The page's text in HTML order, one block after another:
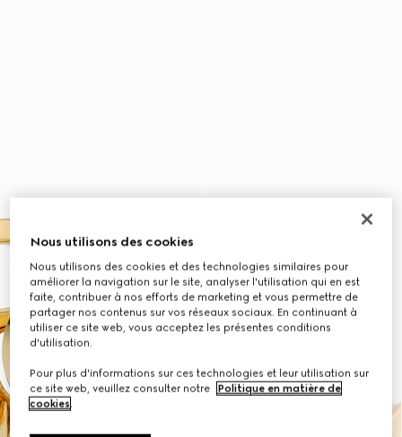
Nous utilisons des cookies
Nous utilisons des cookies et des technologies similaires pour
améliorer la navigation sur le site, analyser l'utilisation qui en est
faite, contribuer à nos efforts de marketing et vous permettre de
partager nos contenus sur vos réseaux sociaux. En continuant à
utiliser ce site web, vous acceptez les présentes conditions
d'utilisation.
Pour plus d'informations sur ces technologies et leur utilisation sur
ce site web, veuillez consulter notre
Politique en matière de
cookies.